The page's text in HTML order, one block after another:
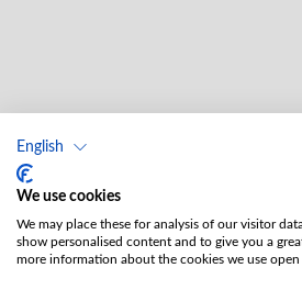
English
We use cookies
We may place these for analysis of our visitor
show personalised content and to give you a
more information about the cookies we use open